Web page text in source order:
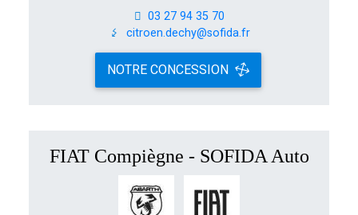
03 27 94 35 70
citroen.dechy@sofida.fr
NOTRE CONCESSION
FIAT Compiègne - SOFIDA Auto